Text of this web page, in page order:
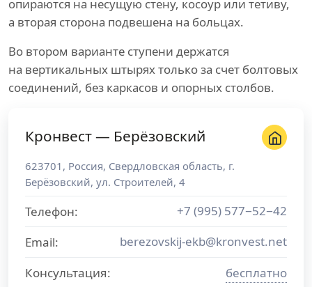
опираются на несущую стену, косоур или тетиву,
а вторая сторона подвешена на больцах.
Во втором варианте ступени держатся
на вертикальных штырях только за счет болтовых
соединений, без каркасов и опорных столбов.
Кронвест — Берёзовский
623701 , Россия, Свердловская область, г.
Берёзовский, ул. Строителей, 4
Телефон:
+7 (995) 577−52−42
Email:
berezovskij-ekb@kronvest.net
Консультация:
бесплатно